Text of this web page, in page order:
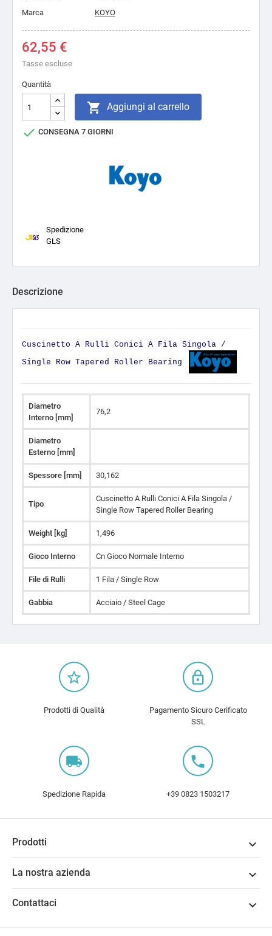
Marca
KOYO
62,55 €
Tasse escluse
Quantità
 Aggiungi al carrello
 CONSEGNA 7 GIORNI
Spedizione
GLS
Descrizione
Cuscinetto A Rulli Conici A Fila Singola /
Single Row Tapered Roller Bearing
Diametro
Interno [mm]
76,2
Diametro
Esterno [mm]
Spessore [mm] 30,162
Tipo
Cuscinetto A Rulli Conici A Fila Singola /
Single Row Tapered Roller Bearing
Weight [kg] 1,496
Gioco Interno Cn Gioco Normale Interno
File di Rulli 1 Fila / Single Row
Gabbia Acciaio / Steel Cage
star_border
Prodotti di Qualità
lock_outline
Pagamento Sicuro Cerificato
SSL
local_shipping
Spedizione Rapida
local_phone
+39 0823 1503217
Prodotti 
La nostra azienda 
Contattaci 